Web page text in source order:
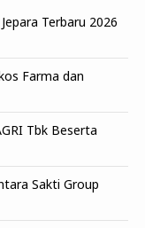
Terbaru 2026
Farma dan
Tbk Beserta
Sakti Group